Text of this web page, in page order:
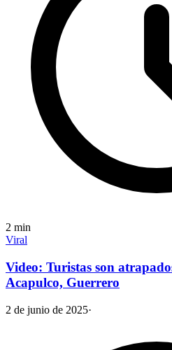
2 min
Viral
Video: Turistas son
Acapulco, Guerrero
2 de junio de 2025·